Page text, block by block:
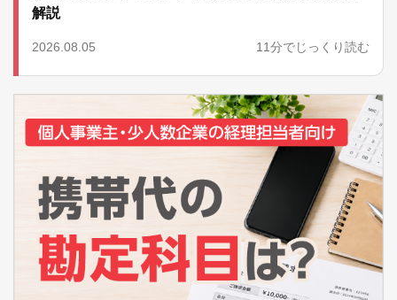
解説
2026.08.05 11分でじっくり読む